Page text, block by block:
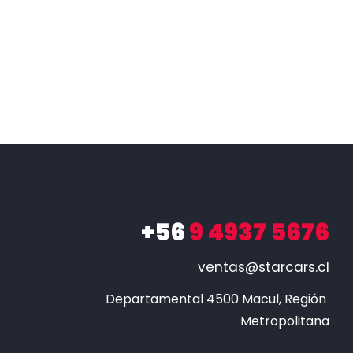
+569 4937 5676
ventas@starcars.cl
Departamental 4500 Macul, Región
Metropolitana